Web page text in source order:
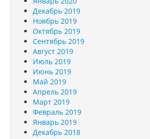
Декабрь 2019
Ноябрь 2019
Октябрь 2019
Сентябрь 2019
Август 2019
Июль 2019
Июнь 2019
Май 2019
Апрель 2019
Март 2019
Февраль 2019
Январь 2019
Декабрь 2018